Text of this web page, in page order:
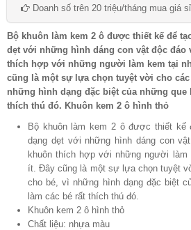
Doanh số trên 20 triệu/tháng mua giá
Bộ khuôn làm kem 2 ô được thiết kế để
dẹt với những hình dáng con vật độc đáo
thích hợp với những người làm kem tại
cũng là một sự lựa chọn tuyệt vời cho
những hình dạng đặc biệt của những que
thích thú đó. Khuôn kem 2 ô hình thỏ
Bộ khuôn làm kem 2 ô được thiết kế
dạng dẹt với những hình dáng con
khuôn thích hợp với những người
ít. Đây cũng là một sự lựa chọn tuyệt
cho bé, vì những hình dạng đặc biệt
làm các bé rất thích thú đó.
Khuôn kem 2 ô hình thỏ
Chất liệu: nhựa màu